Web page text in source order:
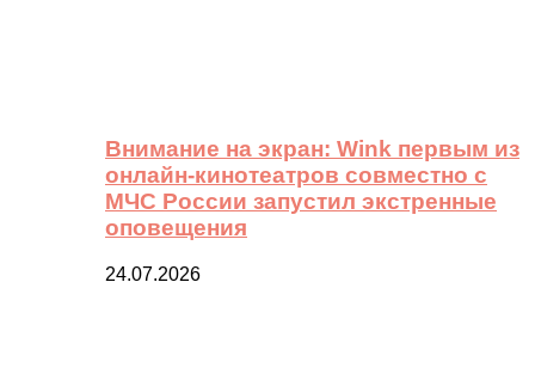
Внимание на экран: Wink первым из
онлайн-кинотеатров совместно с
МЧС России запустил экстренные
оповещения
24.07.2026